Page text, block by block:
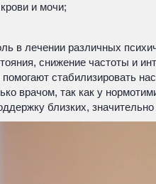
и мочи;
в лечении различных
снижение частоты и
стабилизировать
врачом, так как у
близких,